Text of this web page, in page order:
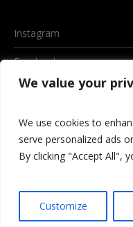
We value your
We use cookies to
serve personalized ads
By clicking "Accept All",
Customize
Instagram
Facebook